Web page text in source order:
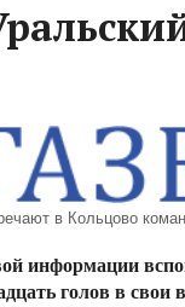
в Кольцово
информации
голов в свои